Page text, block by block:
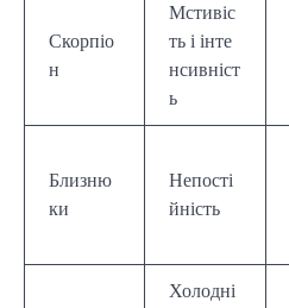
Скорпіо
н
Мстивіс
ть і інте
нсивніст
ь
Близню
ки
Непості
йність
Холодні